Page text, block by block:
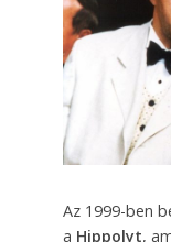
Az 1999-ben
a Hippolyt,